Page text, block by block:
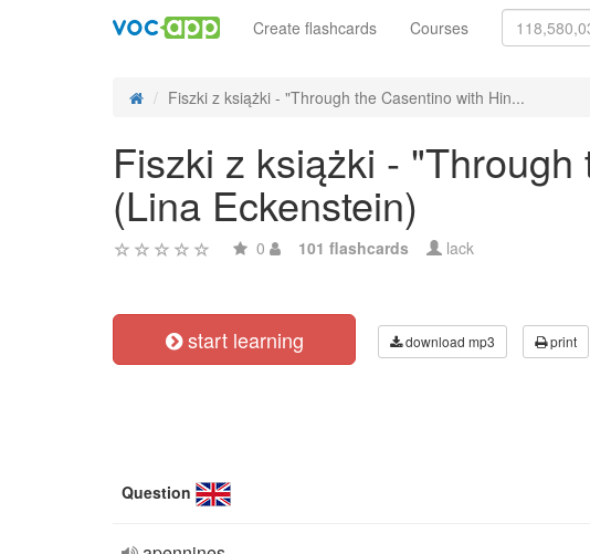
Create flashcards Courses
Fiszki z książki - "Through the Casentino with Hin...
Fiszki z książki -
(Lina Eckenstein)
0 101 flashcards lack
start learning download mp3 print
Question